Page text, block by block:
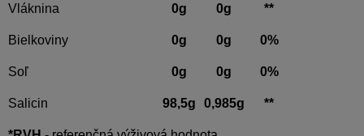
Vláknina 0g 0g **
Bielkoviny 0g 0g 0%
Soľ 0g 0g 0%
Salicin 98,5g 0,985g **